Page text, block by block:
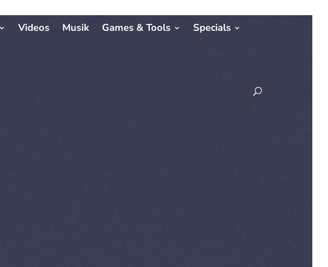
Videos Musik Games & Tools Specials